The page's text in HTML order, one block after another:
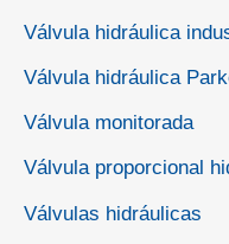
Válvula hidráulica
Válvula hidráulica
Válvula monitorada
Válvula proporcional
Válvulas hidráulicas